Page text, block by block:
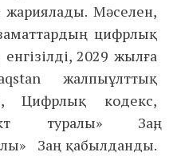
Мәселен,
цифрлық
2029 жылға
жалпыұлттық
Цифрлық кодекс,
туралы» Заң,
Заң қабылданды.